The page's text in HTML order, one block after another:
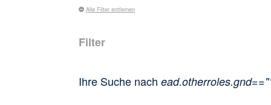
Alle Filter entfernen
Filter
Ihre Suche nach